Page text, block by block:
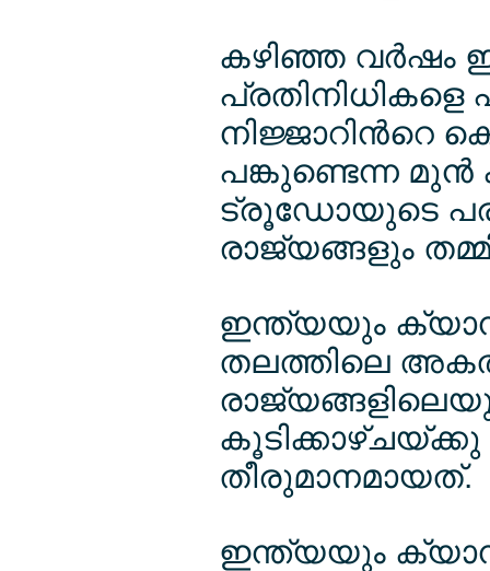
കഴിഞ്ഞ വര്‍ഷം
പ്രതിനിധികളെ
നിജ്ജാറിന്‍റെ
പങ്കുണ്ടെന്ന മുന്‍
ട്രൂഡോയുടെ
രാജ്യങ്ങളും
ഇന്ത്യയും
തലത്തിലെ
തീരുമാനമായത്.
ഇന്ത്യയും